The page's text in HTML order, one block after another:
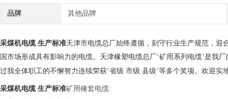
品牌 其他品牌
采煤机电缆 生产标准天津市电缆总厂始终遵循，刻守行业生产规范，
国市场形成具有影响力的电缆。 天津橡塑电缆总厂‘矿用系列电缆’是我
过我全体职工的不懈努力连续荣获‘省级 市级 县级’等多个奖项。欢迎实
采煤机电缆 生产标准矿用橡套电缆: